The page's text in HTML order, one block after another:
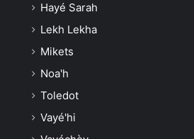
Hayé Sarah
Lekh Lekha
Mikets
Noa'h
Toledot
Vayé'hi